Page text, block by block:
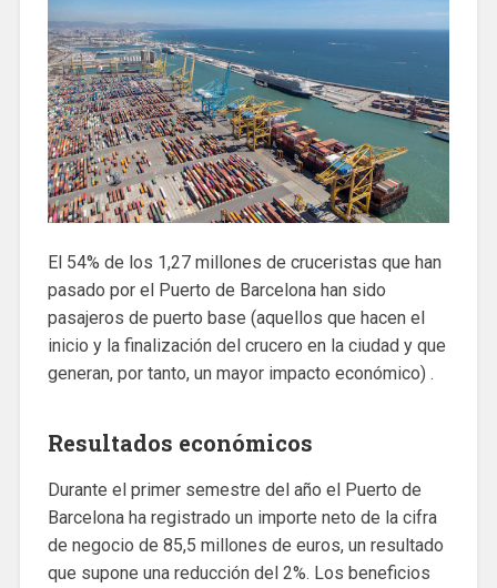
El 54% de los 1,27 millones de cruceristas que han
pasado por el Puerto de Barcelona han sido
pasajeros de puerto base (aquellos que hacen el
inicio y la finalización del crucero en la ciudad y que
generan, por tanto, un mayor impacto económico) .
Resultados económicos
Durante el primer semestre del año el Puerto de
Barcelona ha registrado un importe neto de la cifra
de negocio de 85,5 millones de euros, un resultado
que supone una reducción del 2%. Los beneficios